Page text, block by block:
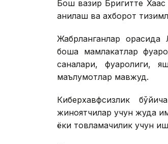
Бош вазир Бригитте Хаас
аниқлаш ва ахборот
Жабрланганлар
бошқа мамлакатлар
саналари, фуқаролиги,
маълумотлар мавжуд.
Киберхавфсизлик
жиноятчилар учун жуда
ёки товламачилик учун